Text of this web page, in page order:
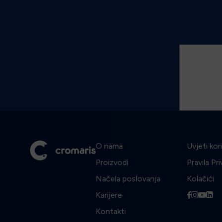
O nama
Proizvodi
Načela poslovanja
Karijere
Kontakti
Uvjeti
Pravila
Kolačići
fiyl